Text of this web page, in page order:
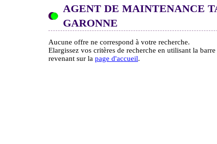
AGENT DE MAINTENANCE
GARONNE
Aucune offre ne correspond à votre recherche.
Elargissez vos critères de recherche en utilisant la
revenant sur la page d'accueil.